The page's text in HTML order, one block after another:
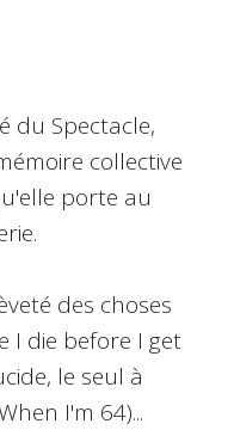
du Spectacle,
collective
porte au
des choses
I die before I get
le seul à
I'm 64)...